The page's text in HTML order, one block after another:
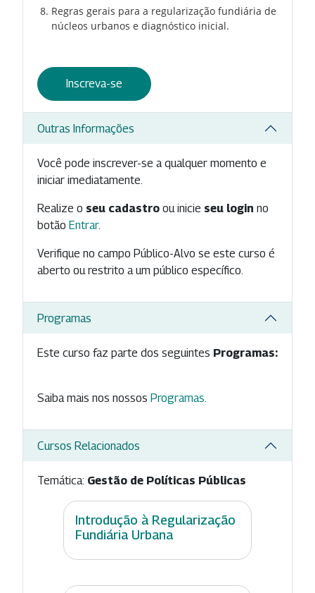
Regras gerais para a regularização fundiária de
núcleos urbanos e diagnóstico inicial.
Inscreva-se
Outras Informações
Você pode inscrever-se a qualquer momento e
iniciar imediatamente.
Realize o seu cadastro ou inicie seu login no
botão Entrar.
Verifique no campo Público-Alvo se este curso é
aberto ou restrito a um público específico.
Programas
Este curso faz parte dos seguintes Programas:
Saiba mais nos nossos Programas.
Cursos Relacionados
Temática: Gestão de Políticas Públicas
Introdução à Regularização
Fundiária Urbana